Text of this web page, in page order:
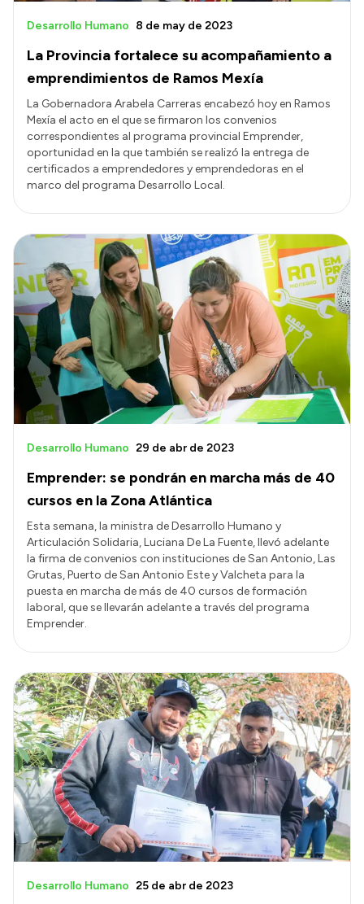
La Provincia fortalece su acompañamiento a
emprendimientos de Ramos Mexía
Desarrollo Humano 8 de may de 2023
La Gobernadora Arabela Carreras encabezó hoy en Ramos
Mexía el acto en el que se firmaron los convenios
correspondientes al programa provincial Emprender,
oportunidad en la que también se realizó la entrega de
certificados a emprendedores y emprendedoras en el
marco del programa Desarrollo Local.
Emprender: se pondrán en marcha más de 40
cursos en la Zona Atlántica
Desarrollo Humano 29 de abr de 2023
Esta semana, la ministra de Desarrollo Humano y
Articulación Solidaria, Luciana De La Fuente, llevó adelante
la firma de convenios con instituciones de San Antonio, Las
Grutas, Puerto de San Antonio Este y Valcheta para la
puesta en marcha de más de 40 cursos de formación
laboral, que se llevarán adelante a través del programa
Emprender.
Desarrollo Humano 25 de abr de 2023